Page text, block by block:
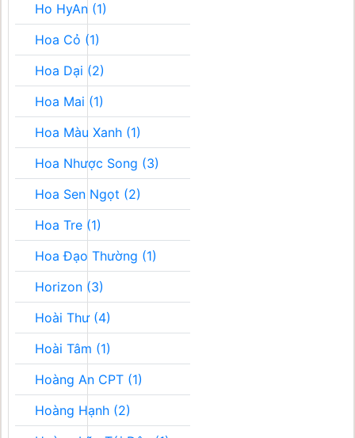
Ho HyAn (1)
Hoa Cỏ (1)
Hoa Dại (2)
Hoa Mai (1)
Hoa Màu Xanh (1)
Hoa Nhược Song (3)
Hoa Sen Ngọt (2)
Hoa Tre (1)
Hoa Đạo Thường (1)
Horizon (3)
Hoài Thư (4)
Hoài Tâm (1)
Hoàng An CPT (1)
Hoàng Hạnh (2)